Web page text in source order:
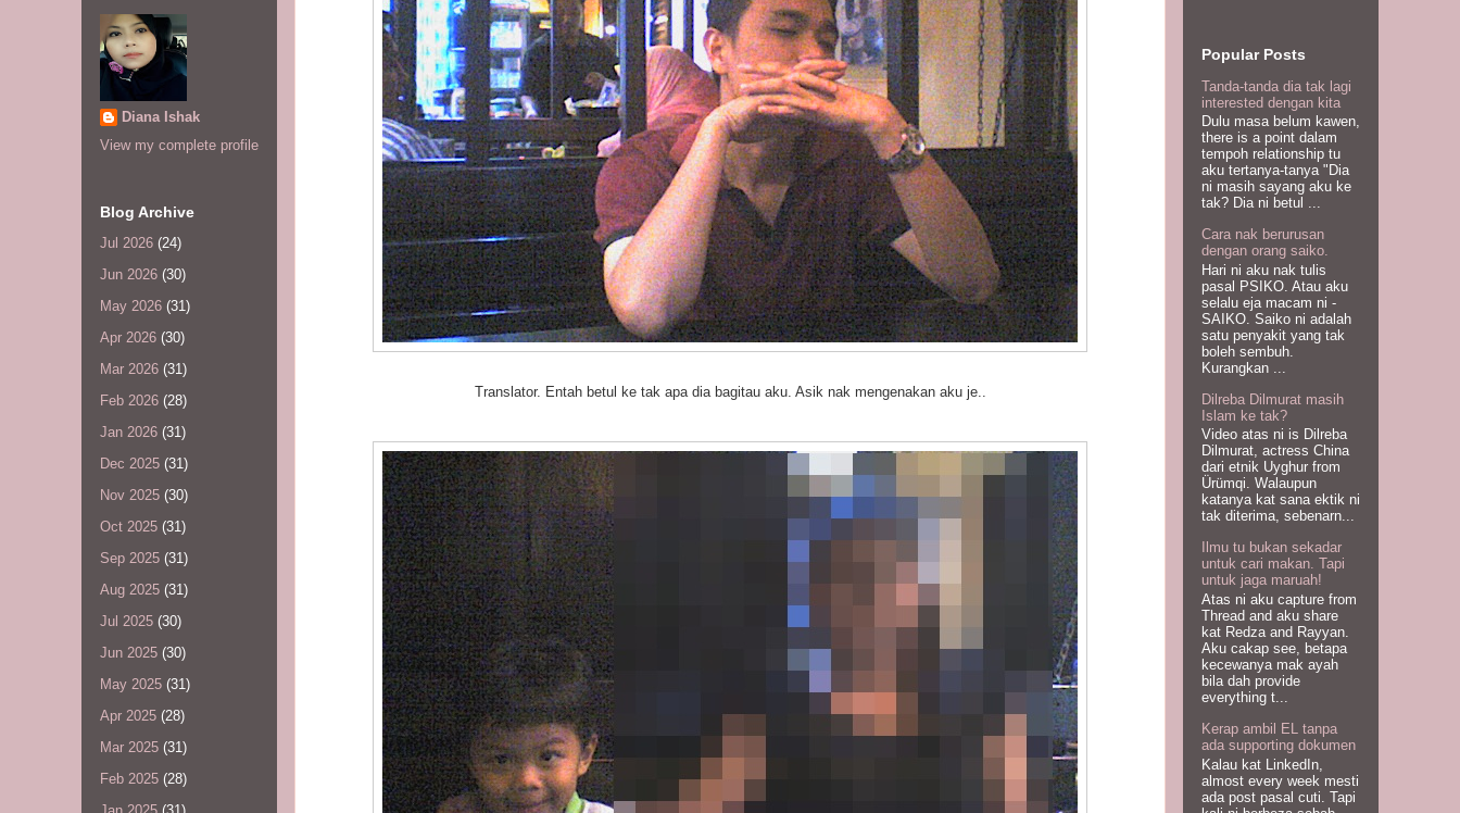
Translator. Entah betul ke tak apa dia bagitau aku. Asik nak mengenakan aku je..
Diana Ishak
View my complete profile
Blog Archive
Jul 2026 (24)
Jun 2026 (30)
May 2026 (31)
Apr 2026 (30)
Mar 2026 (31)
Feb 2026 (28)
Jan 2026 (31)
Dec 2025 (31)
Nov 2025 (30)
Oct 2025 (31)
Sep 2025 (31)
Aug 2025 (31)
Jul 2025 (30)
Jun 2025 (30)
May 2025 (31)
Apr 2025 (28)
Mar 2025 (31)
Feb 2025 (28)
Popular Posts
Tanda-tanda dia tak lagi
interested dengan kita
Dulu masa belum kawen,
there is a point dalam
tempoh relationship tu
aku tertanya-tanya "Dia
ni masih sayang aku ke
tak? Dia ni betul ...
Cara nak berurusan
dengan orang saiko.
Hari ni aku nak tulis
pasal PSIKO. Atau aku
selalu eja macam ni -
SAIKO. Saiko ni adalah
satu penyakit yang tak
boleh sembuh.
Kurangkan ...
Dilreba Dilmurat masih
Islam ke tak?
Video atas ni is Dilreba
Dilmurat, actress China
dari etnik Uyghur from
Ürümqi. Walaupun
katanya kat sana ektik ni
tak diterima, sebenarn...
Ilmu tu bukan sekadar
untuk cari makan. Tapi
untuk jaga maruah!
Atas ni aku capture from
Thread and aku share
kat Redza and Rayyan.
Aku cakap see, betapa
kecewanya mak ayah
bila dah provide
everything t...
Kerap ambil EL tanpa
ada supporting dokumen
Kalau kat LinkedIn,
almost every week mesti
ada post pasal cuti. Tapi